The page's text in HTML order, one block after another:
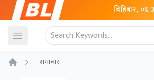
बिहिबार,
Open menu
समाचार